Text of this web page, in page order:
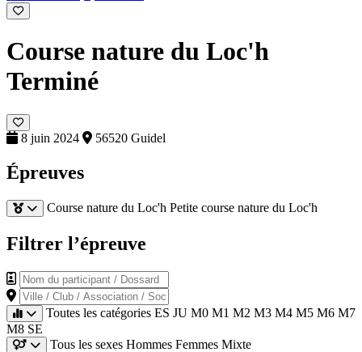
Course nature du Loc'h
Terminé
8 juin 2024 56520 Guidel
Épreuves
Course nature du Loc'h Petite course nature du Loc'h
Filtrer l’épreuve
Nom du participant / Dossard
Ville / Club / Association / Société
Toutes les catégories ES JU M0 M1 M2 M3 M4 M5 M6 M7
M8 SE
Tous les sexes Hommes Femmes Mixte